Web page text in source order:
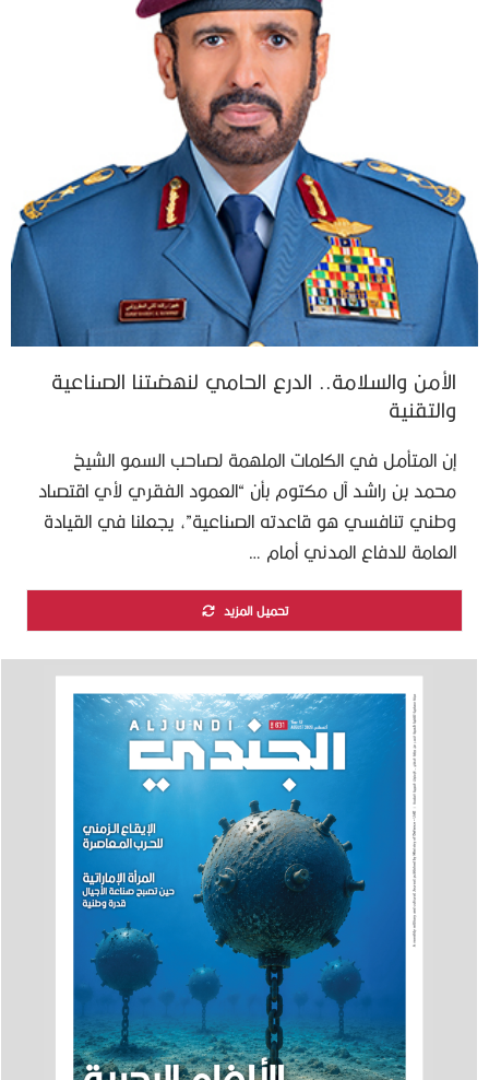
الأمن والسلامة.. الدرع الحامي لنهضتنا الصناعية
والتقنية
إن المتأمل في الكلمات الملهمة لصاحب السمو الشيخ
محمد بن راشد آل مكتوم بأن “العمود الفقري لأي اقتصاد
وطني تنافسي هو قاعدته الصناعية”، يجعلنا في القيادة
العامة للدفاع المدني أمام …
تحميل المزيد